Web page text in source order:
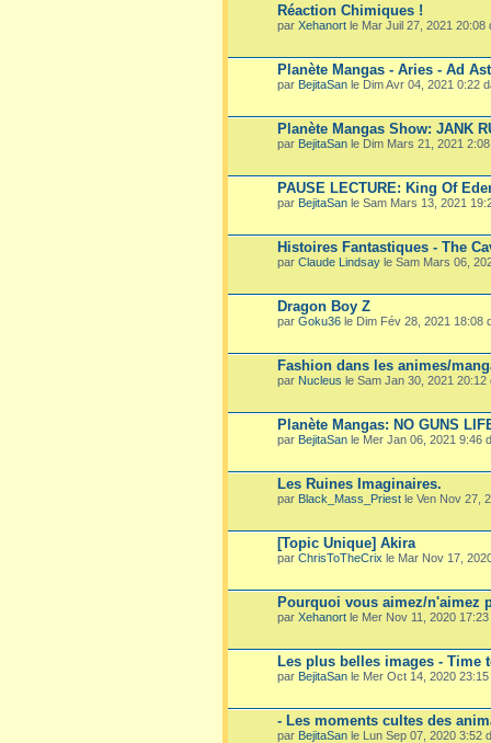
Réaction Chimiques !
par Xehanort le Mar Juil 27, 2021
Planète Mangas - Aries - Ad
par BejitaSan le Dim Avr 04, 2021 0:22
Planète Mangas Show: JANK
par BejitaSan le Dim Mars 21, 2021
PAUSE LECTURE: King Of
par BejitaSan le Sam Mars 13, 2021
Histoires Fantastiques - The
par Claude Lindsay le Sam Mars 06,
Dragon Boy Z
par Goku36 le Dim Fév 28, 2021 18:08
Fashion dans les animes/
par Nucleus le Sam Jan 30, 2021
Planète Mangas: NO GUNS
par BejitaSan le Mer Jan 06, 2021 9:46
Les Ruines Imaginaires.
par Black_Mass_Priest le Ven Nov 27,
[Topic Unique] Akira
par ChrisToTheCrix le Mar Nov 17,
Pourquoi vous aimez/n'aimez
par Xehanort le Mer Nov 11, 2020
Les plus belles images - Time
par BejitaSan le Mer Oct 14, 2020
- Les moments cultes des
par BejitaSan le Lun Sep 07, 2020 3:52